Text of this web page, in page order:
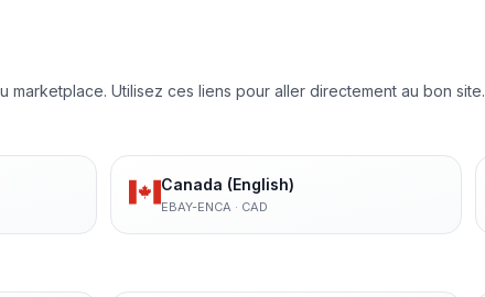
marketplace. Utilisez ces liens pour aller directement au bon site.
Canada (English)
EBAY-ENCA · CAD